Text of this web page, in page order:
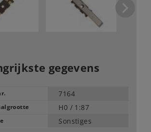
gegevens
7164
H0 / 1:87
Sonstiges